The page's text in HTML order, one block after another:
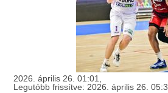
2026. április 26. 01:01,
Legutóbb frissítve: 2026. április 26.